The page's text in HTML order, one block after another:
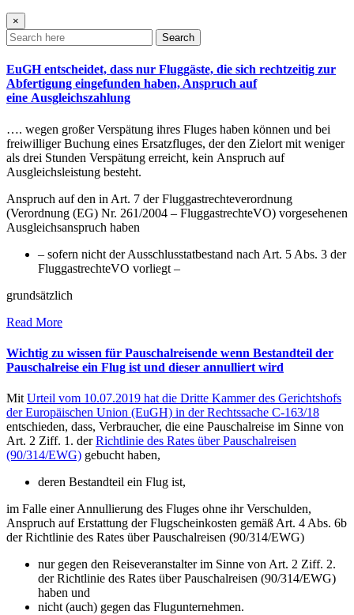
×
Search
EuGH entscheidet, dass nur Fluggäste, die sich rechtzeitig zur
Abfertigung eingefunden haben, Anspruch auf
eine Ausgleichszahlung
…. wegen großer Verspätung ihres Fluges haben können und bei
freiwilliger Buchung eines Ersatzfluges, der den Zielort mit weniger
als drei Stunden Verspätung erreicht, kein Anspruch auf
Ausgleichsleistung besteht.
Anspruch auf den in Art. 7 der Fluggastrechteverordnung
(Verordnung (EG) Nr. 261/2004 – FluggastrechteVO) vorgesehenen
Ausgleichsanspruch haben
– sofern nicht der Ausschlusstatbestand nach Art. 5 Abs. 3 der
FluggastrechteVO vorliegt –
grundsätzlich
Read More
Wichtig zu wissen für Pauschalreisende wenn Bestandteil der
Pauschalreise ein Flug ist und dieser annulliert wird
Mit Urteil vom 10.07.2019 hat die Dritte Kammer des Gerichtshofs
der Europäischen Union (EuGH) in der Rechtssache C-163/18
entschieden, dass, Verbraucher, die eine Pauschalreise im Sinne von
Art. 2 Ziff. 1. derRichtlinie des Rates über Pauschalreisen
(90/314/EWG) gebucht haben,
deren Bestandteil ein Flug ist,
im Falle einer Annullierung des Fluges ohne ihr Verschulden,
Anspruch auf Erstattung der Flugscheinkosten gemäß Art. 4 Abs. 6b
der Richtlinie des Rates über Pauschalreisen (90/314/EWG)
nur gegen den Reiseveranstalter im Sinne von Art. 2 Ziff. 2.
der Richtlinie des Rates über Pauschalreisen (90/314/EWG)
haben und
nicht (auch) gegen das Flugunternehmen.